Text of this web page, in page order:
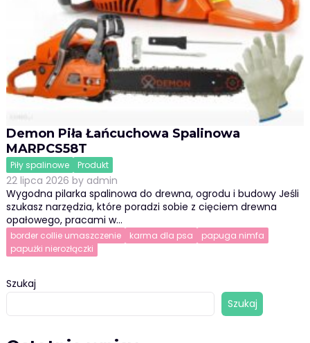
Demon Piła Łańcuchowa Spalinowa
MARPCS58T
Piły spalinowe Produkt
22 lipca 2026 by admin
Wygodna pilarka spalinowa do drewna, ogrodu i budowy Jeśli
szukasz narzędzia, które poradzi sobie z cięciem drewna
opałowego, pracami w…
border collie umaszczenie karma dla psa
papuga nimfa
papużki nierozłączki
Szukaj
Szukaj